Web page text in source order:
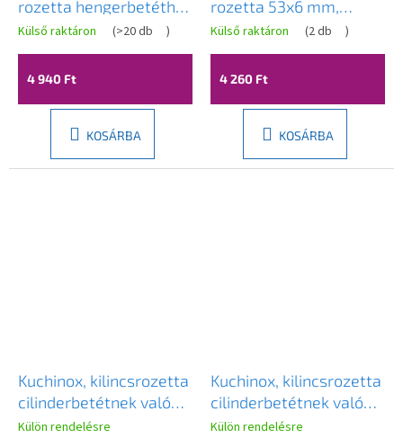
rozetta hengerbetéthez
116x49x10 mm, patinás,
LAV-LZ1_4M2A
Külső raktáron (>20 db )
4 940 Ft
KOSÁRBA
rozetta 53x6 mm,
grafit, LAV-LO4_503R
Külső raktáron (2 db )
4 260 Ft
KOSÁRBA
Kuchinox, kilincsrozetta
cilinderbetétnek való
furattal, matt arany,
Külön rendelésre
Kuchinox, kilincsrozetta
cilinderbetétnek való
furattal, grafit, LAV-
Külön rendelésre